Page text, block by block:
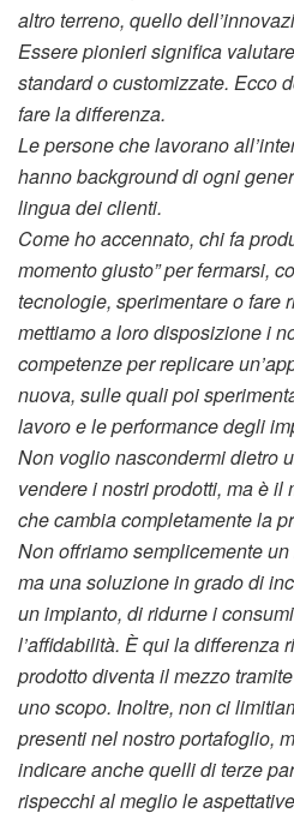
altro terreno, quello
Essere pionieri significa
standard o customizzate. Ecco
fare la differenza.
Le persone che lavorano
hanno background di ogni
lingua dei clienti.
Come ho accennato, chi fa
momento giusto” per fermarsi,
tecnologie, sperimentare o fare
mettiamo a loro disposizione i
competenze per replicare
nuova, sulle quali poi
lavoro e le performance degli
Non voglio nascondermi dietro
vendere i nostri prodotti, ma è
che cambia completamente la
Non offriamo semplicemente
ma una soluzione in grado di
un impianto, di ridurne i
l’affidabilità. È qui la differenza
prodotto diventa il mezzo
uno scopo. Inoltre, non ci
presenti nel nostro portafoglio,
indicare anche quelli di terze
rispecchi al meglio le